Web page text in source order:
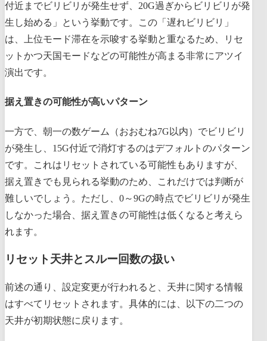
付近までビリビリが発生せず、20G過ぎからビリビリが発
生し始める」という挙動です。この「遅れビリビリ」
は、上位モード滞在を示唆する挙動と重なるため、リセ
ットかつ天国モードなどの可能性が高まる非常にアツイ
演出です。
据え置きの可能性が高いパターン
一方で、朝一の数ゲーム（おおむね7G以内）でビリビリ
が発生し、15G付近で消灯するのはデフォルトのパターン
です。これはリセットされている可能性もありますが、
据え置きでも見られる挙動のため、これだけでは判断が
難しいでしょう。ただし、0～9Gの時点でビリビリが発生
しなかった場合、据え置きの可能性は低くなると考えら
れます。
リセット天井とスルー回数の扱い
前述の通り、設定変更が行われると、天井に関する情報
はすべてリセットされます。具体的には、以下の二つの
天井が初期状態に戻ります。